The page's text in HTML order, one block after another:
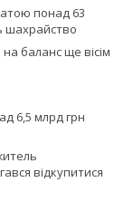
понад 63
шахрайство
баланс ще вісім
6,5 млрд грн
відкупитися